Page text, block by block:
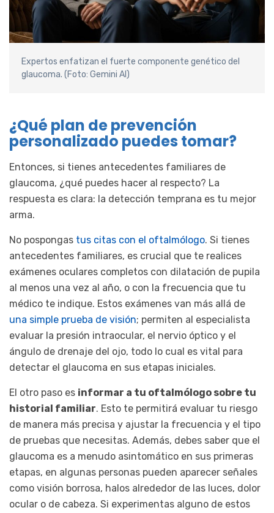
Expertos enfatizan el fuerte componente genético del
glaucoma. (Foto: Gemini AI)
¿Qué plan de prevención
personalizado puedes tomar?
Entonces, si tienes antecedentes familiares de
glaucoma, ¿qué puedes hacer al respecto? La
respuesta es clara: la detección temprana es tu mejor
arma.
No pospongas tus citas con el oftalmólogo. Si tienes
antecedentes familiares, es crucial que te realices
exámenes oculares completos con dilatación de pupila
al menos una vez al año, o con la frecuencia que tu
médico te indique. Estos exámenes van más allá de
una simple prueba de visión; permiten al especialista
evaluar la presión intraocular, el nervio óptico y el
ángulo de drenaje del ojo, todo lo cual es vital para
detectar el glaucoma en sus etapas iniciales.
El otro paso es informar a tu oftalmólogo sobre tu
historial familiar. Esto te permitirá evaluar tu riesgo
de manera más precisa y ajustar la frecuencia y el tipo
de pruebas que necesitas. Además, debes saber que el
glaucoma es a menudo asintomático en sus primeras
etapas, en algunas personas pueden aparecer señales
como visión borrosa, halos alrededor de las luces, dolor
ocular o de cabeza. Si experimentas alguno de estos